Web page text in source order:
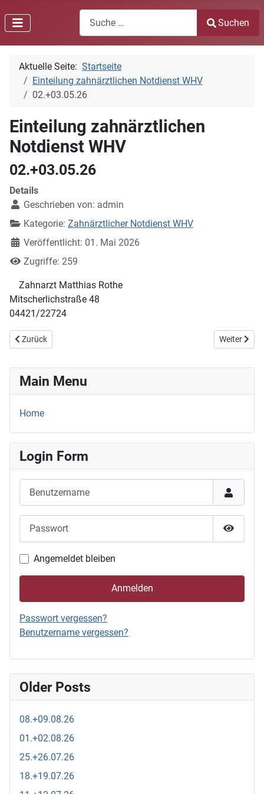
Search
Suchen
Aktuelle Seite: Startseite
Einteilung zahnärztlichen Notdienst WHV
02.+03.05.26
Einteilung zahnärztlichen
Notdienst WHV
02.+03.05.26
Details
Geschrieben von: admin
Kategorie: Zahnärztlicher Notdienst WHV
Veröffentlicht: 01. Mai 2026
Zugriffe: 259
Zahnarzt Matthias Rothe
Mitscherlichstraße 48
04421/22724
Vorheriger Beitrag: 09.+10.05.26
Zurück Nächster
Weiter
Main Menu
Home
Login Form
Angemeldet bleiben
Anmelden
Passwort vergessen?
Benutzername vergessen?
Older Posts
08.+09.08.26
01.+02.08.26
25.+26.07.26
18.+19.07.26